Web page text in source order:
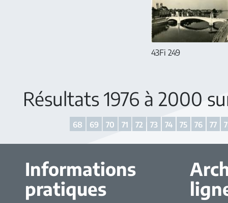
43Fi 249
Résultats 1976 à 2000
68 69 70 71 72 73 74 75 76 77
Informations
pratiques